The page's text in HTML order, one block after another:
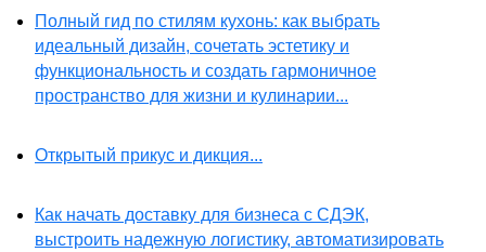
Полный гид по стилям кухонь: как выбрать
идеальный дизайн, сочетать эстетику и
функциональность и создать гармоничное
пространство для жизни и кулинарии...
Открытый прикус и дикция...
Как начать доставку для бизнеса с СДЭК,
выстроить надежную логистику, автоматизировать